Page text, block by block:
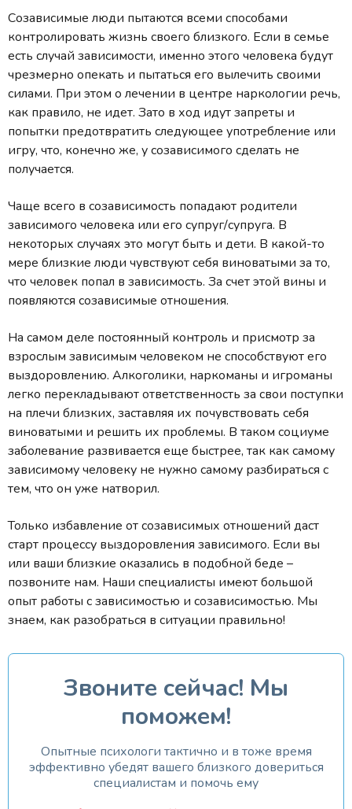
Созависимые люди пытаются всеми способами
контролировать жизнь своего близкого. Если в семье
есть случай зависимости, именно этого человека будут
чрезмерно опекать и пытаться его вылечить своими
силами. При этом о лечении в центре наркологии речь,
как правило, не идет. Зато в ход идут запреты и
попытки предотвратить следующее употребление или
игру, что, конечно же, у созависимого сделать не
получается.
Чаще всего в созависимость попадают родители
зависимого человека или его супруг/супруга. В
некоторых случаях это могут быть и дети. В какой-то
мере близкие люди чувствуют себя виноватыми за то,
что человек попал в зависимость. За счет этой вины и
появляются созависимые отношения.
На самом деле постоянный контроль и присмотр за
взрослым зависимым человеком не способствуют его
выздоровлению. Алкоголики, наркоманы и игроманы
легко перекладывают ответственность за свои поступки
на плечи близких, заставляя их почувствовать себя
виноватыми и решить их проблемы. В таком социуме
заболевание развивается еще быстрее, так как самому
зависимому человеку не нужно самому разбираться с
тем, что он уже натворил.
Только избавление от созависимых отношений даст
старт процессу выздоровления зависимого. Если вы
или ваши близкие оказались в подобной беде –
позвоните нам. Наши специалисты имеют большой
опыт работы с зависимостью и созависимостью. Мы
знаем, как разобраться в ситуации правильно!
Звоните сейчас! Мы
поможем!
Опытные психологи тактично и в тоже время
эффективно убедят вашего близкого довериться
специалистам и помочь ему